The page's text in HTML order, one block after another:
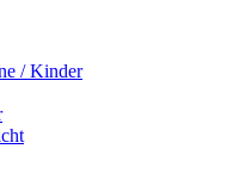
/ Kinder